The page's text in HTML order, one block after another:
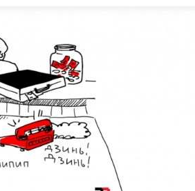
МЕНЕДЖМЕНТ